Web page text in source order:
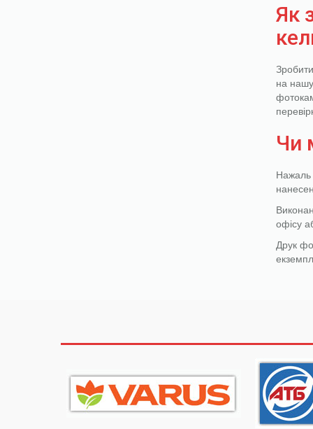
Як
на
Чи
Нажаль
офісу
Друк